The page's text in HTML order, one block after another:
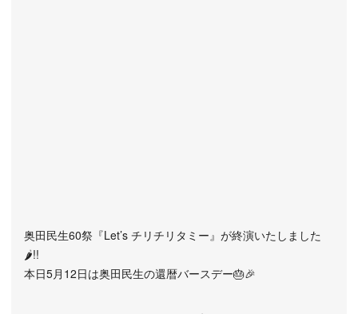
奥田民生60祭『Let’s チリチリタミー』が終演いたしました
🌶️!!
本日5月12日は奥田民生の還暦バースデー🎂🎉